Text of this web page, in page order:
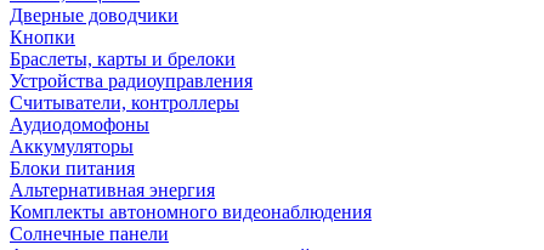
Дверные доводчики
Кнопки
Браслеты, карты и брелоки
Устройства радиоуправления
Считыватели, контроллеры
Аудиодомофоны
Аккумуляторы
Блоки питания
Альтернативная энергия
Комплекты автономного видеонаблюдения
Солнечные панели